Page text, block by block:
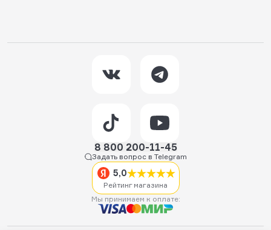
8 800 200-11-45
Задать вопрос в Telegram
5,0
Рейтинг магазина
Мы принимаем к оплате: